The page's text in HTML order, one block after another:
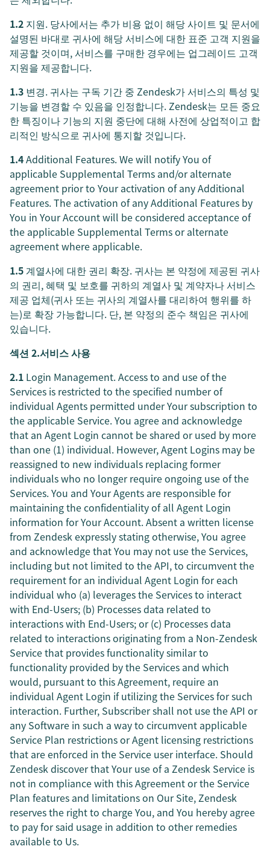
1.2 지원. 당사에서는 추가 비용 없이 해당 사이트 및 문서에
설명된 바대로 귀사에 해당 서비스에 대한 표준 고객 지원을
제공할 것이며, 서비스를 구매한 경우에는 업그레이드 고객
지원을 제공합니다.
1.3 변경. 귀사는 구독 기간 중 Zendesk가 서비스의 특성 및
기능을 변경할 수 있음을 인정합니다. Zendesk는 모든 중요
한 특징이나 기능의 지원 중단에 대해 사전에 상업적이고 합
리적인 방식으로 귀사에 통지할 것입니다.
1.4Additional Features. We will notify You of
applicable Supplemental Terms and/or alternate
agreement prior to Your activation of any Additional
Features. The activation of any Additional Features by
You in Your Account will be considered acceptance of
the applicable Supplemental Terms or alternate
agreement where applicable.
1.5 계열사에 대한 권리 확장. 귀사는 본 약정에 제공된 귀사
의 권리, 혜택 및 보호를 귀하의 계열사 및 계약자나 서비스
제공 업체(귀사 또는 귀사의 계열사를 대리하여 행위를 하
는)로 확장 가능합니다. 단, 본 약정의 준수 책임은 귀사에
있습니다.
섹션 2.서비스 사용
2.1 Login Management. Access to and use of the
Services is restricted to the specified number of
individual Agents permitted under Your subscription to
the applicable Service. You agree and acknowledge
that an Agent Login cannot be shared or used by more
than one (1) individual. However, Agent Logins may be
reassigned to new individuals replacing former
individuals who no longer require ongoing use of the
Services. You and Your Agents are responsible for
maintaining the confidentiality of all Agent Login
information for Your Account. Absent a written license
from Zendesk expressly stating otherwise, You agree
and acknowledge that You may not use the Services,
including but not limited to the API, to circumvent the
requirement for an individual Agent Login for each
individual who (a) leverages the Services to interact
with End-Users; (b) Processes data related to
interactions with End-Users; or (c) Processes data
related to interactions originating from a Non-Zendesk
Service that provides functionality similar to
functionality provided by the Services and which
would, pursuant to this Agreement, require an
individual Agent Login if utilizing the Services for such
interaction. Further, Subscriber shall not use the API or
any Software in such a way to circumvent applicable
Service Plan restrictions or Agent licensing restrictions
that are enforced in the Service user interface. Should
Zendesk discover that Your use of a Zendesk Service is
not in compliance with this Agreement or the Service
Plan features and limitations on Our Site, Zendesk
reserves the right to charge You, and You hereby agree
to pay for said usage in addition to other remedies
available to Us.